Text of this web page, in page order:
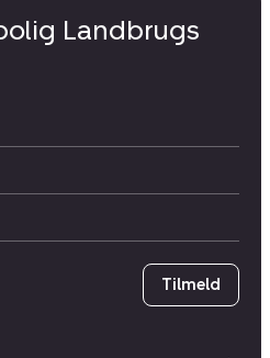
Landbrugs
Tilmeld